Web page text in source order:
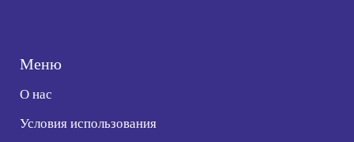
Меню
О нас
Условия использования